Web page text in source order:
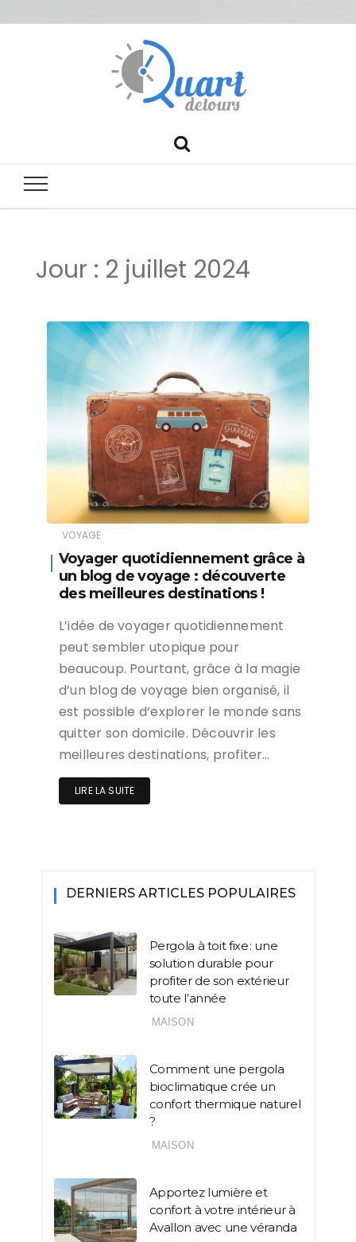
Jour : 2 juillet 2024
VOYAGE
Voyager quotidiennement grâce à
un blog de voyage : découverte
des meilleures destinations !
L’idée de voyager quotidiennement
peut sembler utopique pour
beaucoup. Pourtant, grâce à la magie
d’un blog de voyage bien organisé, il
est possible d’explorer le monde sans
quitter son domicile. Découvrir les
meilleures destinations, profiter…
LIRE LA SUITE
DERNIERS ARTICLES POPULAIRES
Pergola à toit fixe : une
solution durable pour
profiter de son extérieur
toute l’année
MAISON
Comment une pergola
bioclimatique crée un
confort thermique naturel
?
MAISON
Apportez lumière et
confort à votre intérieur à
Avallon avec une véranda